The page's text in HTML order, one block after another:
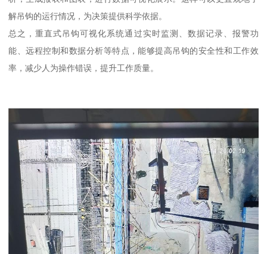
解吊钩的运行情况，为决策提供科学依据。
总之，重直式吊钩可视化系统通过实时监测、数据记录、报警功
能、远程控制和数据分析等特点，能够提高吊钩的安全性和工作效
率，减少人为操作错误，提升工作质量。